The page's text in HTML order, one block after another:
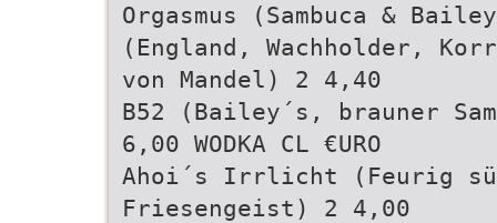
Orgasmus (Sambuca &
(England, Wachholder,
von Mandel) 2 4,40
B52 (Bailey´s, brauner
6,00 WODKA CL €URO
Ahoi´s Irrlicht (Feurig
Friesengeist) 2 4,00